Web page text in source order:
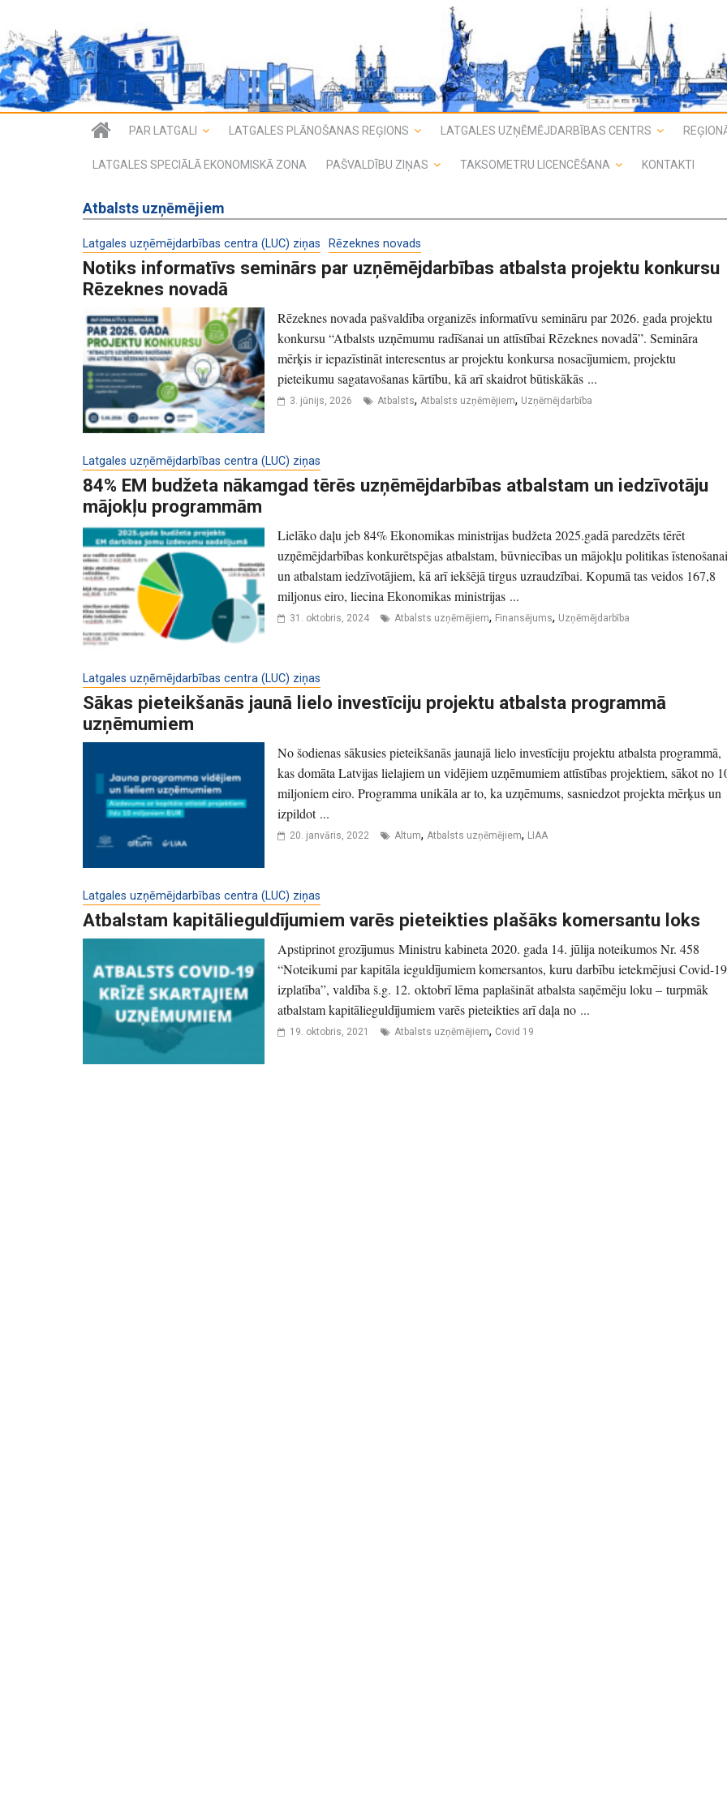
PAR LATGALI LATGALES PLĀNOŠANAS REĢIONS LATGALES UZŅĒMĒJDARBĪBAS CENTRS
LATGALES SPECIĀLĀ EKONOMISKĀ ZONA PAŠVALDĪBU ZIŅAS TAKSOMETRU LICENCĒŠANA KONTAKTI
Atbalsts uzņēmējiem
Latgales uzņēmējdarbības centra (LUC) ziņas Rēzeknes novads
Notiks informatīvs seminārs par uzņēmējdarbības atbalsta projektu konkursu
Rēzeknes novadā
Rēzeknes novada pašvaldība organizēs informatīvu semināru par 2026. gada projektu
konkursu “Atbalsts uzņēmumu radīšanai un attīstībai Rēzeknes novadā”. Semināra
mērķis ir iepazīstināt interesentus ar projektu konkursa nosacījumiem, projektu
pieteikumu sagatavošanas kārtību, kā arī skaidrot būtiskākās ...
3. jūnijs, 2026 Atbalsts, Atbalsts uzņēmējiem, Uzņēmējdarbība
Latgales uzņēmējdarbības centra (LUC) ziņas
84% EM budžeta nākamgad tērēs uzņēmējdarbības atbalstam un iedzīvotāju
mājokļu programmām
Lielāko daļu jeb 84% Ekonomikas ministrijas budžeta 2025.gadā paredzēts tērēt
uzņēmējdarbības konkurētspējas atbalstam, būvniecības un mājokļu politikas īstenošanai
un atbalstam iedzīvotājiem, kā arī iekšējā tirgus uzraudzībai. Kopumā tas veidos 167,8
miljonus eiro, liecina Ekonomikas ministrijas ...
31. oktobris, 2024 Atbalsts uzņēmējiem, Finansējums, Uzņēmējdarbība
Latgales uzņēmējdarbības centra (LUC) ziņas
Sākas pieteikšanās jaunā lielo investīciju projektu atbalsta programmā
uzņēmumiem
No šodienas sākusies pieteikšanās jaunajā lielo investīciju projektu atbalsta programmā,
kas domāta Latvijas lielajiem un vidējiem uzņēmumiem attīstības projektiem, sākot no
miljoniem eiro. Programma unikāla ar to, ka uzņēmums, sasniedzot projekta mērķus un
izpildot ...
20. janvāris, 2022 Altum, Atbalsts uzņēmējiem, LIAA
Latgales uzņēmējdarbības centra (LUC) ziņas
Atbalstam kapitālieguldījumiem varēs pieteikties plašāks komersantu loks
Apstiprinot grozījumus Ministru kabineta 2020. gada 14. jūlija noteikumos Nr. 458
“Noteikumi par kapitāla ieguldījumiem komersantos, kuru darbību ietekmējusi Covid-19
izplatība”, valdība š.g. 12. oktobrī lēma paplašināt atbalsta saņēmēju loku – turpmāk
atbalstam kapitālieguldījumiem varēs pieteikties arī daļa no ...
19. oktobris, 2021 Atbalsts uzņēmējiem, Covid 19